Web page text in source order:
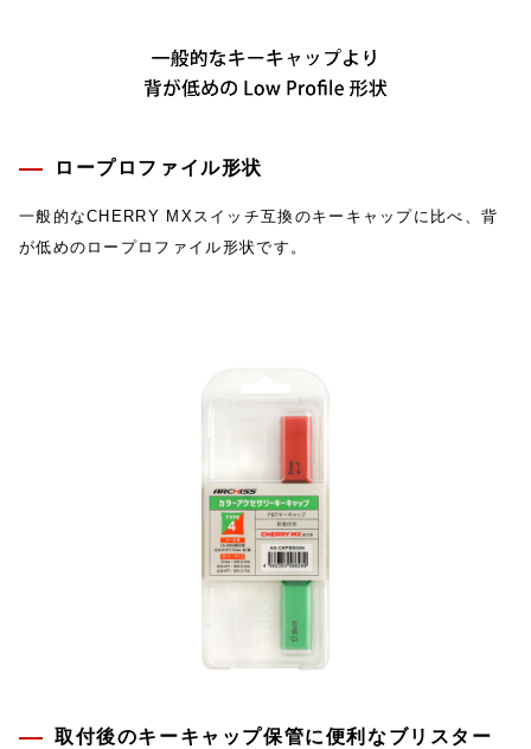
ロープロファイル形状
一般的なCHERRY MXスイッチ互換のキーキャップに比べ、背
が低めのロープロファイル形状です。
取付後のキーキャップ保管に便利なブリスター